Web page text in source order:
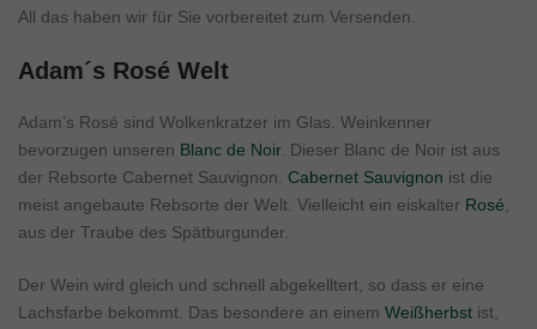
All das haben wir für Sie vorbereitet zum Versenden.
Adam´s Rosé Welt
Adam’s Rosé sind Wolkenkratzer im Glas. Weinkenner
bevorzugen unseren Blanc de Noir. Dieser Blanc de Noir ist aus
der Rebsorte Cabernet Sauvignon. Cabernet Sauvignon ist die
meist angebaute Rebsorte der Welt. Vielleicht ein eiskalter Rosé
aus der Traube des Spätburgunder.
Der Wein wird gleich und schnell abgekelltert, so dass er eine
Lachsfarbe bekommt. Das besondere an einem Weißherbst ist,